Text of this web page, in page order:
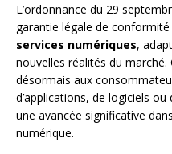
L’ordonnance du 29
garantie légale de conformité
services numériques,
nouvelles réalités du
désormais aux
d’applications, de logiciels
une avancée significative
numérique.